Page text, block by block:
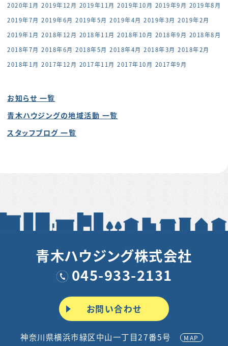
2020年1月 2019年12月 2019年11月 2019年10月 2019年9月 2019年8月
2019年7月 2019年6月 2019年5月 2019年4月 2019年3月 2019年2月
2019年1月 2018年12月 2018年11月 2018年10月 2018年9月 2018年8月
2018年7月 2018年6月 2018年5月 2018年4月 2018年3月 2018年2月
2018年1月 2017年12月 2017年11月 2017年10月 2017年9月
お知らせ 一覧
青木ハウジングの地域活動 一覧
スタッフブログ 一覧
青木ハウジング株式会社
045-933-2131
お問い合わせ
神奈川県横浜市緑区中山一丁目27番5号 MAP